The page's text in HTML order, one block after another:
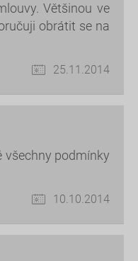
Většinou ve
obrátit se na
25.11.2014
všechny podmínky
10.10.2014